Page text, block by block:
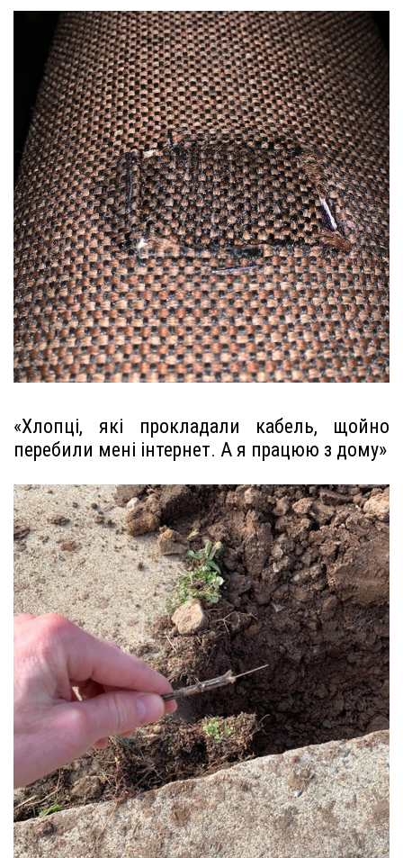
«Хлопці, які прокладали кабель, щойно
перебили мені інтернет. А я працюю з дому»